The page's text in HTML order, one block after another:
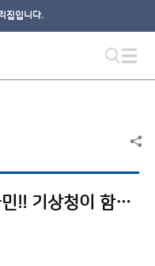
집입니다.
안전한 나라! 안심하는 국민!! 기상청이 함께 합니다!!!